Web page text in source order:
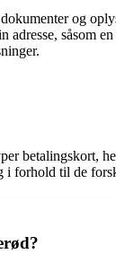
og
såsom
betalingskort,
forhold til de